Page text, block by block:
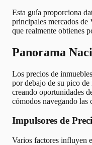
Esta guía proporciona
principales mercados de
que realmente obtienes
Panorama
Los precios de
por debajo de su pico de
creando oportunidades
cómodos navegando las
Impulsores de
Varios factores influyen